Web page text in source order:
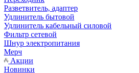
Разветвитель, адаптер
Удлинитель бытовой
Удлинитель кабельный силовой
Фильтр сетевой
Шнур электропитания
Мерч
Акции
Новинки